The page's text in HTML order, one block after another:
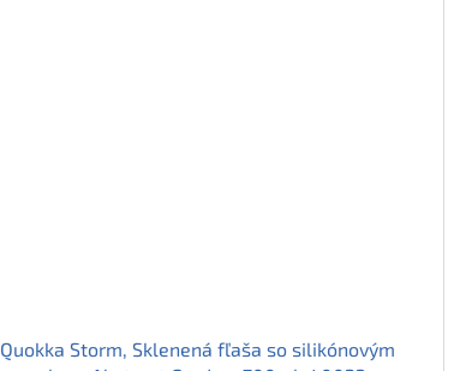
Quokka Storm, Sklenená fľaša so silikónovým